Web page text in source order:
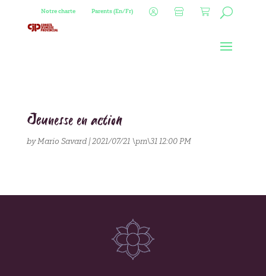
Notre charte Parents (En/Fr)
Jeunesse en action
byMario Savard|2021/07/21 \pm\31 12:00 PM